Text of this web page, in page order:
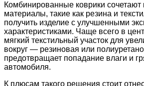
Комбинированные коврики сочетают
материалы, такие как резина и
получить изделие с улучшенными
характеристиками. Чаще всего в
мягкий текстильный участок для
вокруг — резиновая или
предотвращает попадание влаги и
автомобиля.
К плюсам такого решения стоит